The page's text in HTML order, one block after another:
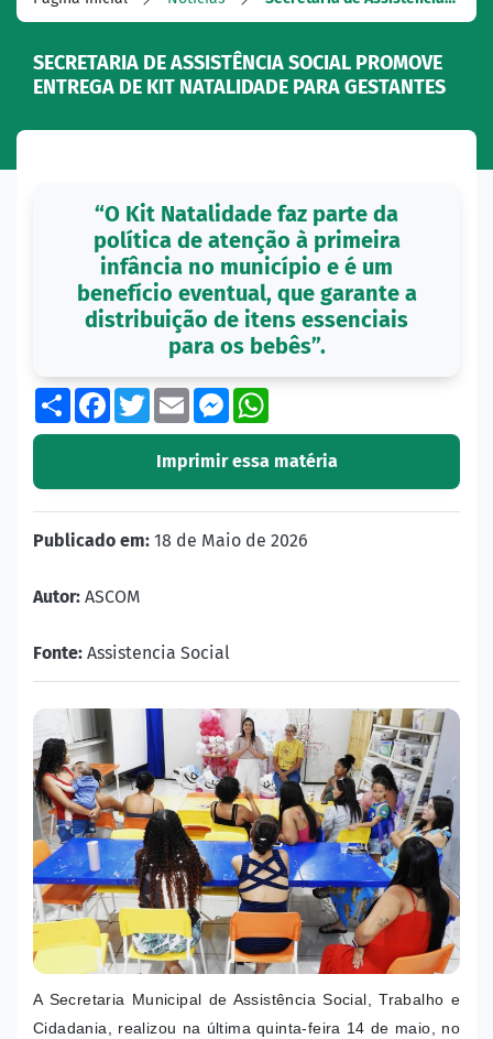
SECRETARIA DE ASSISTÊNCIA SOCIAL PROMOVE
ENTREGA DE KIT NATALIDADE PARA GESTANTES
“O Kit Natalidade faz parte da
política de atenção à primeira
infância no município e é um
benefício eventual, que garante a
distribuição de itens essenciais
para os bebês”.
ShareFacebook
TwitterEmailMessenger
Imprimir essa matéria
Publicado em: 18 de Maio de 2026
Autor: ASCOM
Fonte: Assistencia Social
A Secretaria Municipal de Assistência Social, Trabalho e
Cidadania, realizou na última quinta-feira 14 de maio, no